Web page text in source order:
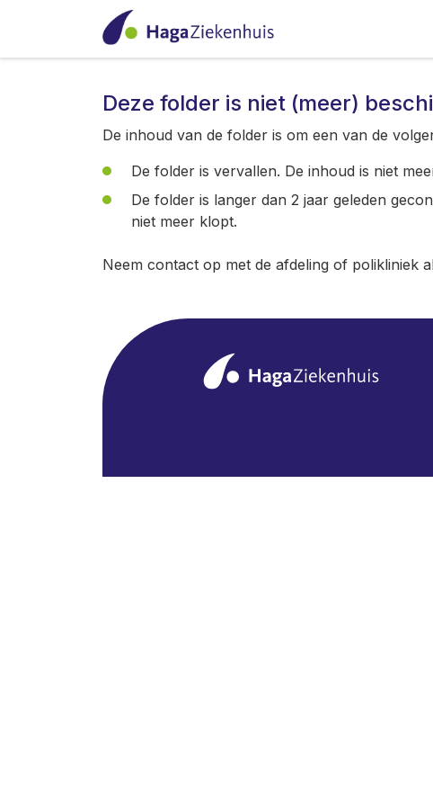
Deze folder is niet (meer)
De inhoud van de folder is om een van de
De folder is vervallen. De inhoud is niet
De folder is langer dan 2 jaar geleden
niet meer klopt.
Neem contact op met de afdeling of polikliniek